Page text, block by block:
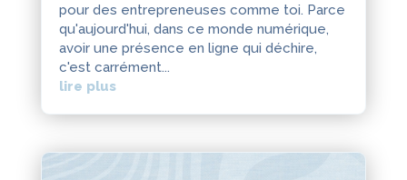
pour des entrepreneuses comme toi. Parce
qu'aujourd'hui, dans ce monde numérique,
avoir une présence en ligne qui déchire,
c'est carrément...
lire plus